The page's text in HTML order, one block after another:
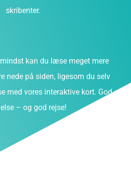
skribenter.
kan du læse meget mere
nede på siden, ligesom du selv
med vores interaktive kort. God
– og god rejse!